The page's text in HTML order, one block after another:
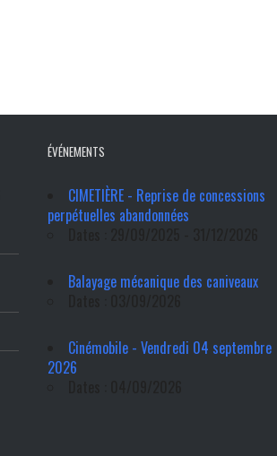
ÉVÉNEMENTS
CIMETIÈRE - Reprise de concessions
perpétuelles abandonnées
Balayage mécanique des caniveaux
Cinémobile - Vendredi 04 septembre
2026